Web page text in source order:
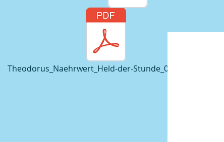
Theodorus_Naehrwert_Held-der-Stunde_067_23.pdf